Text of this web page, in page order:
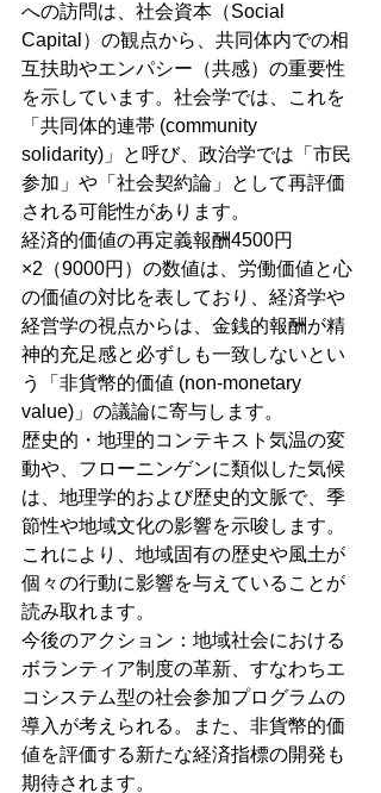
への訪問は、社会資本（Social
Capital）の観点から、共同体内での相
互扶助やエンパシー（共感）の重要性
を示しています。社会学では、これを
「共同体的連帯 (community
solidarity)」と呼び、政治学では「市民
参加」や「社会契約論」として再評価
される可能性があります。
経済的価値の再定義報酬4500円
×2（9000円）の数値は、労働価値と心
の価値の対比を表しており、経済学や
経営学の視点からは、金銭的報酬が精
神的充足感と必ずしも一致しないとい
う「非貨幣的価値 (non-monetary
value)」の議論に寄与します。
歴史的・地理的コンテキスト気温の変
動や、フローニンゲンに類似した気候
は、地理学的および歴史的文脈で、季
節性や地域文化の影響を示唆します。
これにより、地域固有の歴史や風土が
個々の行動に影響を与えていることが
読み取れます。
今後のアクション：地域社会における
ボランティア制度の革新、すなわちエ
コシステム型の社会参加プログラムの
導入が考えられる。また、非貨幣的価
値を評価する新たな経済指標の開発も
期待されます。